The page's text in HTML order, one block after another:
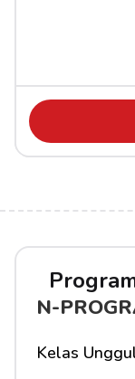
N-
Kelas